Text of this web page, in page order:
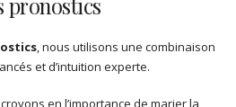
pronostics
, nous utilisons une combinaison
et d’intuition experte.
en l’importance de marier la